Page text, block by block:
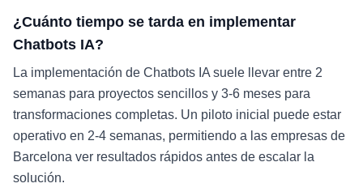
¿Cuánto tiempo se tarda en implementar
Chatbots IA?
La implementación de Chatbots IA suele llevar entre 2
semanas para proyectos sencillos y 3-6 meses para
transformaciones completas. Un piloto inicial puede estar
operativo en 2-4 semanas, permitiendo a las empresas de
Barcelona ver resultados rápidos antes de escalar la
solución.